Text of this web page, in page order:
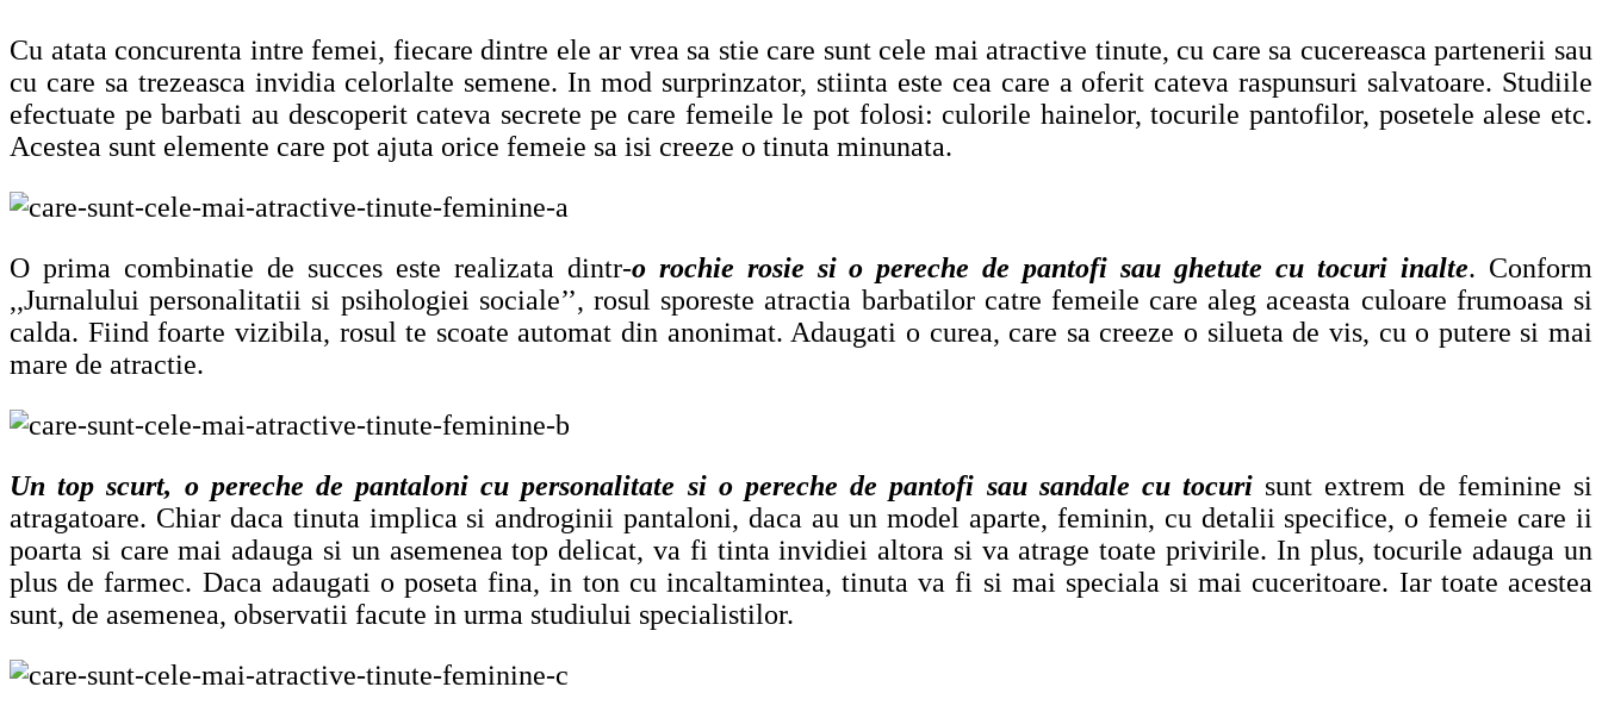
Cu atata concurenta intre femei, fiecare dintre ele ar vrea sa stie care sunt cele mai atractive tinute, cu care sa cucereasca partenerii sau
cu care sa trezeasca invidia celorlalte semene. In mod surprinzator, stiinta este cea care a oferit cateva raspunsuri salvatoare. Studiile
efectuate pe barbati au descoperit cateva secrete pe care femeile le pot folosi: culorile hainelor, tocurile pantofilor, posetele alese etc.
Acestea sunt elemente care pot ajuta orice femeie sa isi creeze o tinuta minunata.
O prima combinatie de succes este realizata dintr-o rochie rosie si o pereche de pantofi sau ghetute cu tocuri inalte. Conform
,,Jurnalului personalitatii si psihologiei sociale’’, rosul sporeste atractia barbatilor catre femeile care aleg aceasta culoare frumoasa si
calda. Fiind foarte vizibila, rosul te scoate automat din anonimat. Adaugati o curea, care sa creeze o silueta de vis, cu o putere si mai
mare de atractie.
Un top scurt, o pereche de pantaloni cu personalitate si o pereche de pantofi sau sandale cu tocuri sunt extrem de feminine si
atragatoare. Chiar daca tinuta implica si androginii pantaloni, daca au un model aparte, feminin, cu detalii specifice, o femeie care ii
poarta si care mai adauga si un asemenea top delicat, va fi tinta invidiei altora si va atrage toate privirile. In plus, tocurile adauga un
plus de farmec. Daca adaugati o poseta fina, in ton cu incaltamintea, tinuta va fi si mai speciala si mai cuceritoare. Iar toate acestea
sunt, de asemenea, observatii facute in urma studiului specialistilor.